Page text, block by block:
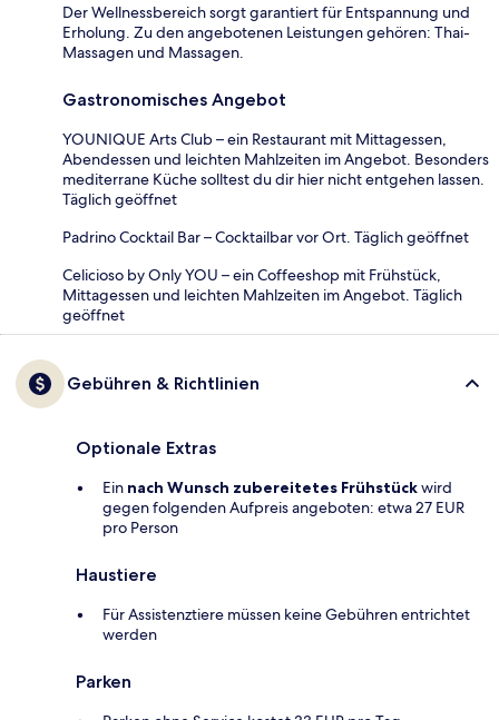
Der Wellnessbereich sorgt garantiert für Entspannung und
Erholung. Zu den angebotenen Leistungen gehören: Thai-
Massagen und Massagen.
Gastronomisches Angebot
YOUNIQUE Arts Club – ein Restaurant mit Mittagessen,
Abendessen und leichten Mahlzeiten im Angebot. Besonders
mediterrane Küche solltest du dir hier nicht entgehen lassen.
Täglich geöffnet
Padrino Cocktail Bar – Cocktailbar vor Ort. Täglich geöffnet
Celicioso by Only YOU – ein Coffeeshop mit Frühstück,
Mittagessen und leichten Mahlzeiten im Angebot. Täglich
geöffnet
Gebühren & Richtlinien
Optionale Extras
Ein nach Wunsch zubereitetes Frühstückwird
gegen folgenden Aufpreis angeboten: etwa 27 EUR
pro Person
Haustiere
Für Assistenztiere müssen keine Gebühren entrichtet
werden
Parken